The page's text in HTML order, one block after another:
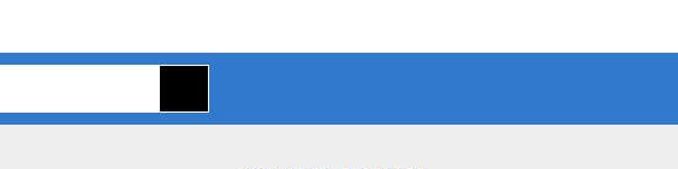
ẩm tốt và tích hợp màn che để ngăn côn trùng xâm nhập.